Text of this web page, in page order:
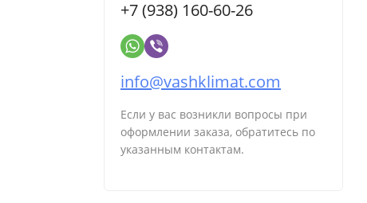
+7 (938) 160-60-26
info@vashklimat.com
Если у вас возникли вопросы при
оформлении заказа, обратитесь по
указанным контактам.